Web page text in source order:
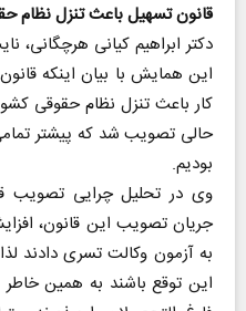
قانون تسهیل باعث تنزل
دکتر ابراهیم کیانی هرچگانی،
این همایش با بیان اینکه
کار باعث تنزل نظام حقوقی
حالی تصویب شد که پیشتر
بودیم.
وی در تحلیل چرایی تصویب
جریان تصویب این قانون،
به آزمون وکالت تسری دادند
این توقع باشند به همین خاطر